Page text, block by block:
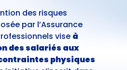
des risques
par l’Assurance
vise à
des salariés aux
physiques